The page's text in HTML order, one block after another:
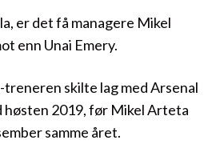
er det få managere Mikel
enn Unai Emery.
skilte lag med Arsenal
2019, før Mikel Arteta
samme året.